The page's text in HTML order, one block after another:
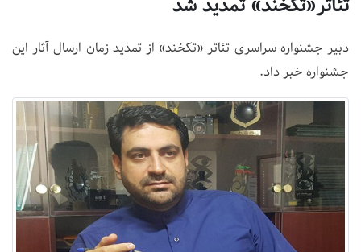
دبیر جشنواره سراسری تئاتر «تکخند» از تمدید زمان ارسال آثار این
جشنواره خبر داد.